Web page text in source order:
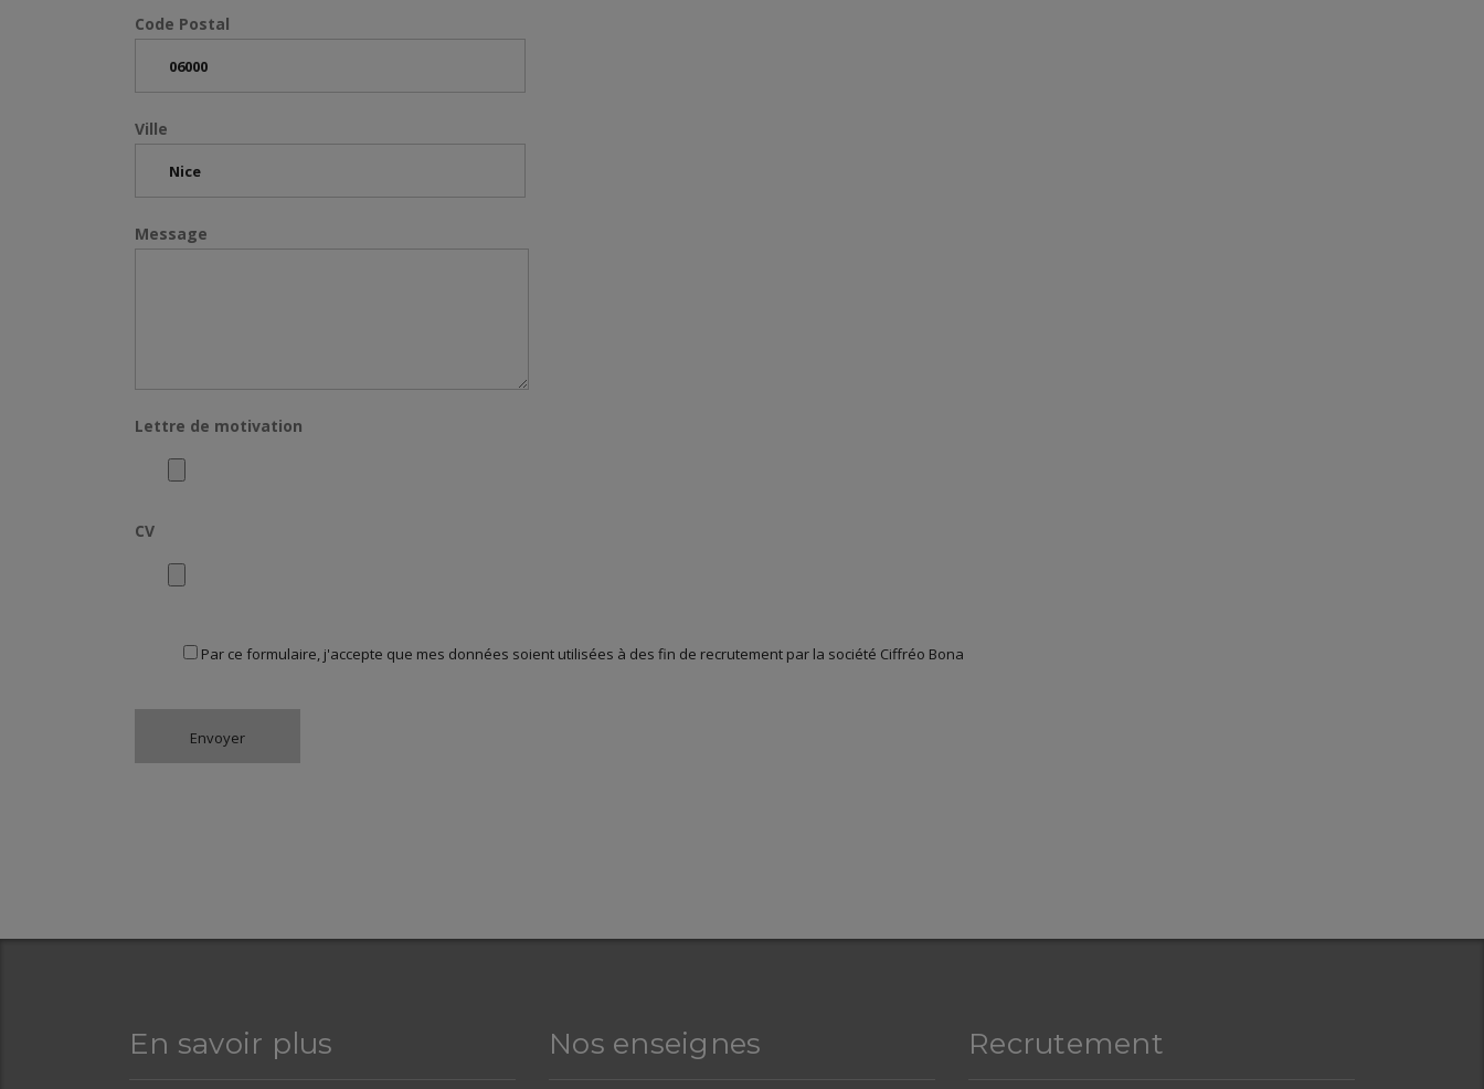
Code Postal
Ville
Message
Lettre de motivation
CV
Par ce formulaire, j'accepte que mes données soient utilisées à des fin de recrutement par la société Ciffréo Bona
En savoir plus Nos enseignes Recrutement